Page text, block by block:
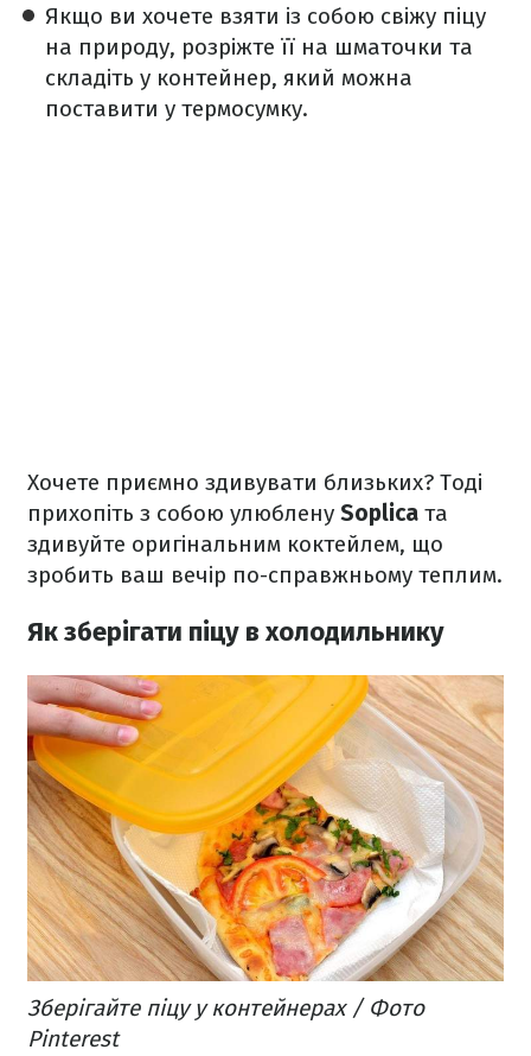
Якщо ви хочете взяти із собою свіжу піцу
на природу, розріжте її на шматочки та
складіть у контейнер, який можна
поставити у термосумку.
Хочете приємно здивувати близьких? Тоді
прихопіть з собою улюблену Soplica та
здивуйте оригінальним коктейлем, що
зробить ваш вечір по-справжньому теплим.
Як зберігати піцу в холодильнику
Зберігайте піцу у контейнерах / Фото
Pinterest